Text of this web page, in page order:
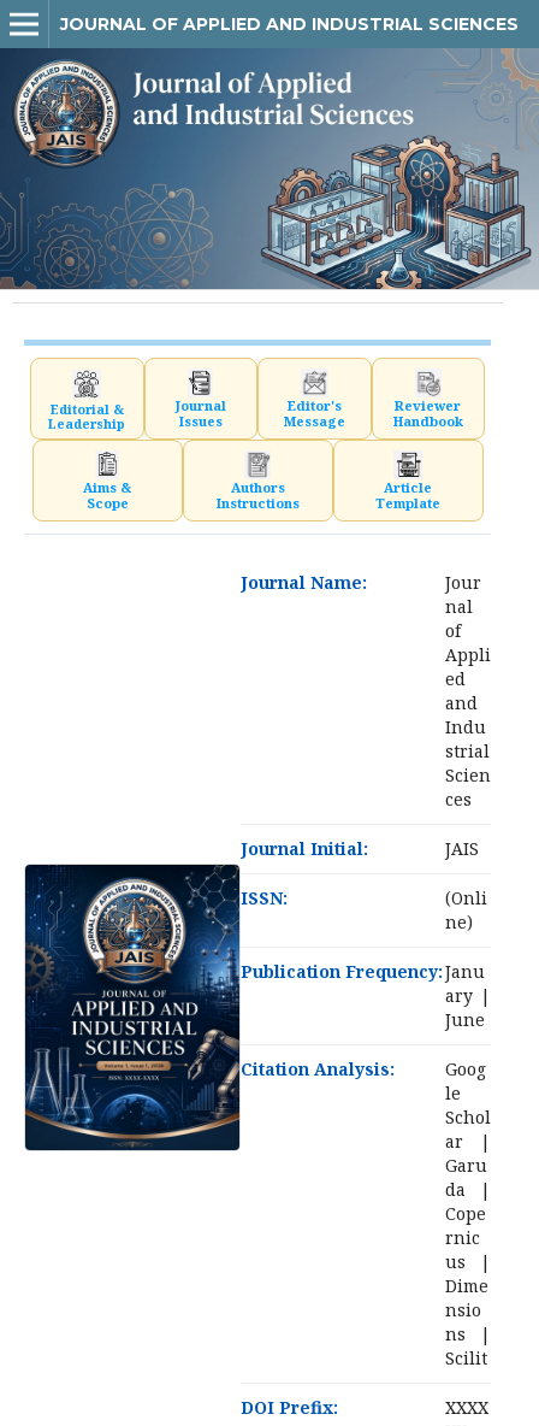
JOURNAL OF APPLIED AND INDUSTRIAL SCIENCES
Editorial &
Leadership
Journal
Issues
Editor's
Message
Reviewer
Handbook
Aims &
Scope
Authors
Instructions
Article
Template
Journal Name:
Jour
nal
of
Appli
ed
and
Indu
strial
Scien
ces
Journal Initial: JAIS
ISSN:
(Onli
ne)
Publication Frequency:Janu
ary |
June
Citation Analysis:
Goog
le
Schol
ar |
Garu
da |
Cope
rnic
us |
Dime
nsio
ns |
Scilit
DOI Prefix:
XXXX